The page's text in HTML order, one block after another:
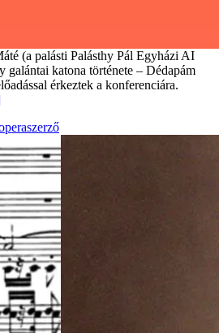
(a palásti Palásthy Pál Egyházi AI
galántai katona története – Dédapám
érkeztek a konferenciára.